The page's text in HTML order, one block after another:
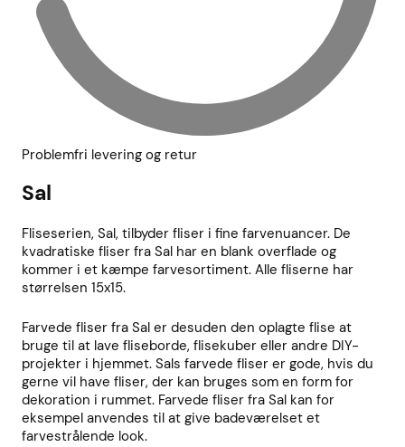
Problemfri levering og retur
Sal
Fliseserien, Sal, tilbyder fliser i fine farvenuancer. De
kvadratiske fliser fra Sal har en blank overflade og
kommer i et kæmpe farvesortiment. Alle fliserne har
størrelsen 15x15.
Farvede fliser fra Sal er desuden den oplagte flise at
bruge til at lave fliseborde, flisekuber eller andre DIY-
projekter i hjemmet. Sals farvede fliser er gode, hvis du
gerne vil have fliser, der kan bruges som en form for
dekoration i rummet. Farvede fliser fra Sal kan for
eksempel anvendes til at give badeværelset et
farvestrålende look.